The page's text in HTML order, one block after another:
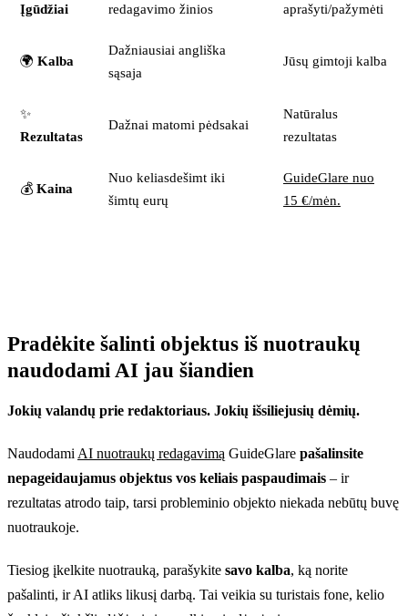
Įgūdžiai
redagavimo žinios
aprašyti/pažymėti
🌍 Kalba
Dažniausiai angliška
sąsaja
Jūsų gimtoji kalba
✨
Rezultatas
Dažnai matomi pėdsakai
Natūralus
rezultatas
💰 Kaina
Nuo keliasdešimt iki
šimtų eurų
GuideGlare nuo
15 €/mėn.
Pradėkite šalinti objektus iš nuotraukų
naudodami AI jau šiandien
Jokių valandų prie redaktoriaus. Jokių išsiliejusių dėmių.
Naudodami AI nuotraukų redagavimą GuideGlare pašalinsite
nepageidaujamus objektus vos keliais paspaudimais – ir
rezultatas atrodo taip, tarsi probleminio objekto niekada nebūtų buvę
nuotraukoje.
Tiesiog įkelkite nuotrauką, parašykite savo kalba, ką norite
pašalinti, ir AI atliks likusį darbą. Tai veikia su turistais fone, kelio